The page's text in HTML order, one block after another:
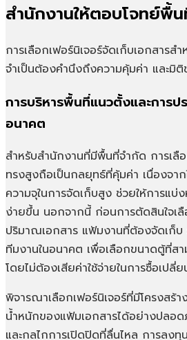
สำนักงานให้ตอบโจทย์พื้น
การเลือกเฟอร์นิเจอร์จัดเก็บเอกสาร
จำเป็นต้องคำนึงถึงความคุ้มค่า และมิ
การบริหารพื้นที่แนวตั้งและการป
อนาคต
สำหรับสำนักงานที่มีพื้นที่จำกัด การเลื
ทรงสูงถือเป็นกลยุทธ์ที่คุ้มค่า เนื่องจา
ความจุในการจัดเก็บสูง ช่วยให้การแบ่
ง่ายขึ้น นอกจากนี้ ก่อนการตัดสินใจเลื
ปริมาณเอกสาร แฟ้มงานที่ต้องจัดเก็บ
ทีมงานในอนาคต เพื่อเลือกขนาดตู้ที่สา
โดยไม่ต้องเสียค่าใช้จ่ายในการซื้อเปลี่ย
พิจารณาเลือกเฟอร์นิเจอร์ที่มีโครงสร้
น้ำหนักของแฟ้มเอกสารได้อย่างปลอ
และกลไกการเปิดปิดที่ลื่นไหล การลงทุ